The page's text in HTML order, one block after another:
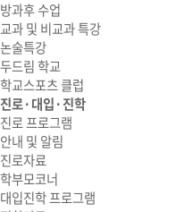
방과후 수업
교과 및 비교과 특강
논술특강
두드림 학교
학교스포츠 클럽
진로·대입·진학
진로 프로그램
안내 및 알림
진로자료
학부모코너
대입진학 프로그램